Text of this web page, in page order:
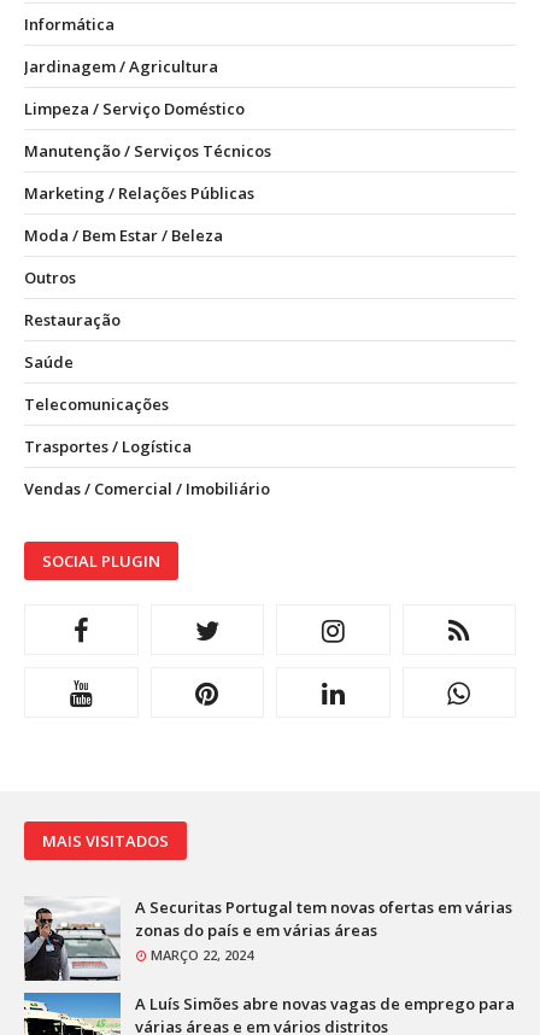
Informática
Jardinagem / Agricultura
Limpeza / Serviço Doméstico
Manutenção / Serviços Técnicos
Marketing / Relações Públicas
Moda / Bem Estar / Beleza
Outros
Restauração
Saúde
Telecomunicações
Trasportes / Logística
Vendas / Comercial / Imobiliário
SOCIAL PLUGIN
MAIS VISITADOS
A Securitas Portugal tem novas ofertas em várias
zonas do país e em várias áreas
MARÇO 22, 2024
A Luís Simões abre novas vagas de emprego para
várias áreas e em vários distritos